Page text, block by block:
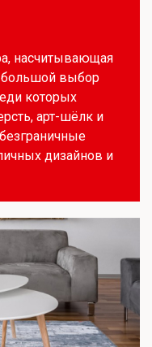
насчитывающая
большой выбор
которых
арт-шёлк и
дизайнов и